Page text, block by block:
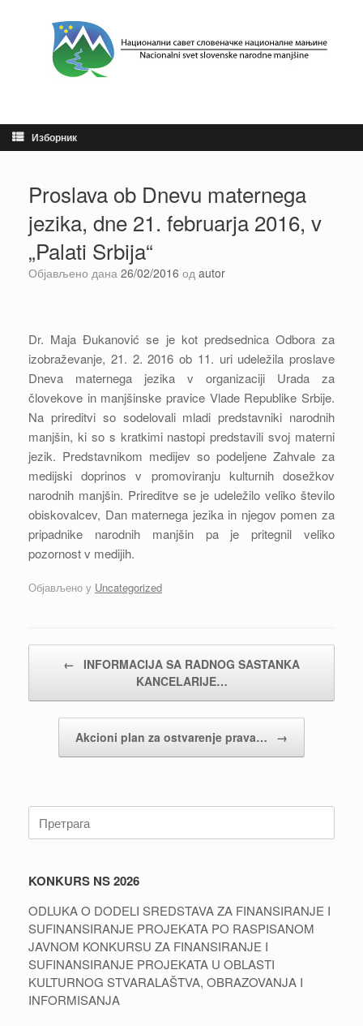
Изборник
Proslava ob Dnevu maternega
jezika, dne 21. februarja 2016, v
„Palati Srbija“
Објављено дана 26/02/2016 од autor
Dr. Maja Đukanović se je kot predsednica Odbora za
izobraževanje, 21. 2. 2016 ob 11. uri udeležila proslave
Dneva maternega jezika v organizaciji Urada za
človekove in manjšinske pravice Vlade Republike Srbije.
Na prireditvi so sodelovali mladi predstavniki narodnih
manjšin, ki so s kratkimi nastopi predstavili svoj materni
jezik. Predstavnikom medijev so podeljene Zahvale za
medijski doprinos v promoviranju kulturnih dosežkov
narodnih manjšin. Prireditve se je udeležilo veliko število
obiskovalcev, Dan maternega jezika in njegov pomen za
pripadnike narodnih manjšin pa je pritegnil veliko
pozornost v medijih.
Објављено у Uncategorized
←
INFORMACIJA SA RADNOG SASTANKA
KANCELARIJE…
Akcioni plan za ostvarenje prava… →
Претрага:
KONKURS NS 2026
ODLUKA O DODELI SREDSTAVA ZA FINANSIRANJE I
SUFINANSIRANJE PROJEKATA PO RASPISANOM
JAVNOM KONKURSU ZA FINANSIRANJE I
SUFINANSIRANJE PROJEKATA U OBLASTI
KULTURNOG STVARALAŠTVA, OBRAZOVANJA I
INFORMISANJA